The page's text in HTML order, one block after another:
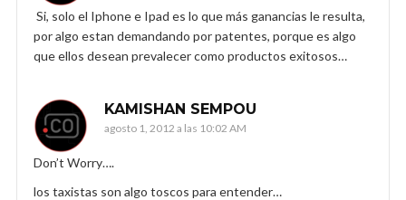
Si, solo el Iphone e Ipad es lo que más ganancias le resulta,
por algo estan demandando por patentes, porque es algo
que ellos desean prevalecer como productos exitosos…
KAMISHAN SEMPOU
agosto 1, 2012 a las 10:02 AM
Don’t Worry….
los taxistas son algo toscos para entender…